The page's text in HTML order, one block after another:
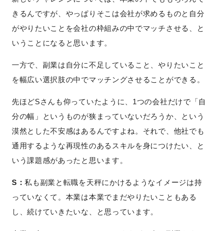
きるんですが、やっぱりそこは会社が求めるものと自分
がやりたいことを会社の枠組みの中でマッチさせる、と
いうことになると思います。
一方で、副業は自分に不足していること、やりたいこと
を幅広い選択肢の中でマッチングさせることができる。
先ほどSさんも仰っていたように、1つの会社だけで「自
分の幅」というものが狭まっていないだろうか、という
漠然とした不安感はあるんですよね。それで、他社でも
通用するような再現性のあるスキルを身につけたい、と
いう課題感があったと思います。
S：私も副業と転職を天秤にかけるようなイメージは持
っていなくて。本業は本業でまだやりたいこともある
し、続けていきたいな、と思っています。